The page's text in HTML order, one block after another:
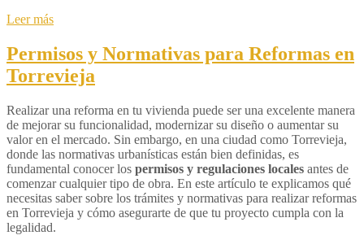
Leer más
Permisos y Normativas para Reformas en
Torrevieja
Realizar una reforma en tu vivienda puede ser una excelente manera
de mejorar su funcionalidad, modernizar su diseño o aumentar su
valor en el mercado. Sin embargo, en una ciudad como Torrevieja,
donde las normativas urbanísticas están bien definidas, es
fundamental conocer los permisos y regulaciones locales antes de
comenzar cualquier tipo de obra. En este artículo te explicamos qué
necesitas saber sobre los trámites y normativas para realizar reformas
en Torrevieja y cómo asegurarte de que tu proyecto cumpla con la
legalidad.